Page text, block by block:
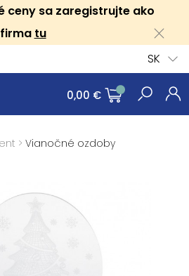
ceny sa zaregistrujte ako
firma tu
SK
0,00 €
> Vianočné ozdoby